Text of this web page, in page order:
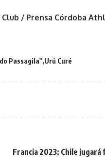
/ Prensa Córdoba
Passagila" Urú Curé
Francia 2023: Chile jugará